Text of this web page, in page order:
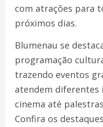
com atrações para
próximos dias.
Blumenau se
programação
trazendo eventos
atendem diferentes
cinema até
Confira os